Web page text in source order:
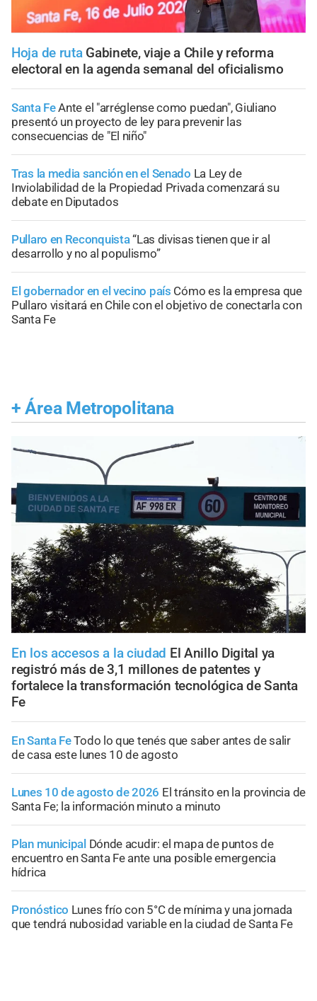
Hoja de ruta Gabinete, viaje a Chile y reforma
electoral en la agenda semanal del oficialismo
Santa FeAnte el "arréglense como puedan", Giuliano
presentó un proyecto de ley para prevenir las
consecuencias de "El niño"
Tras la media sanción en el Senado La Ley de
Inviolabilidad de la Propiedad Privada comenzará su
debate en Diputados
Pullaro en Reconquista“Las divisas tienen que ir al
desarrollo y no al populismo”
El gobernador en el vecino país Cómo es la empresa que
Pullaro visitará en Chile con el objetivo de conectarla con
Santa Fe
+ Área Metropolitana
En los accesos a la ciudad El Anillo Digital ya
registró más de 3,1 millones de patentes y
fortalece la transformación tecnológica de Santa
Fe
En Santa FeTodo lo que tenés que saber antes de salir
de casa este lunes 10 de agosto
Lunes 10 de agosto de 2026 El tránsito en la provincia de
Santa Fe; la información minuto a minuto
Plan municipal Dónde acudir: el mapa de puntos de
encuentro en Santa Fe ante una posible emergencia
hídrica
Pronóstico Lunes frío con 5°C de mínima y una jornada
que tendrá nubosidad variable en la ciudad de Santa Fe